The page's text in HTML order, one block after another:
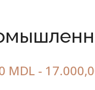
с шахматным
горшок
MDL -